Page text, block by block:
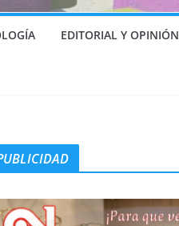
EDITORIAL Y OPINIÓN